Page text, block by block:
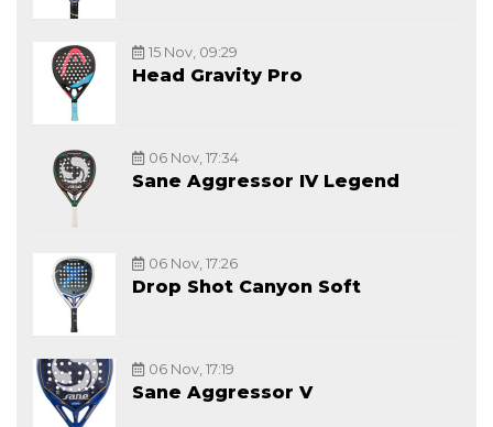
15 Nov, 09:29
Head Gravity Pro
06 Nov, 17:34
Sane Aggressor IV Legend
06 Nov, 17:26
Drop Shot Canyon Soft
06 Nov, 17:19
Sane Aggressor V